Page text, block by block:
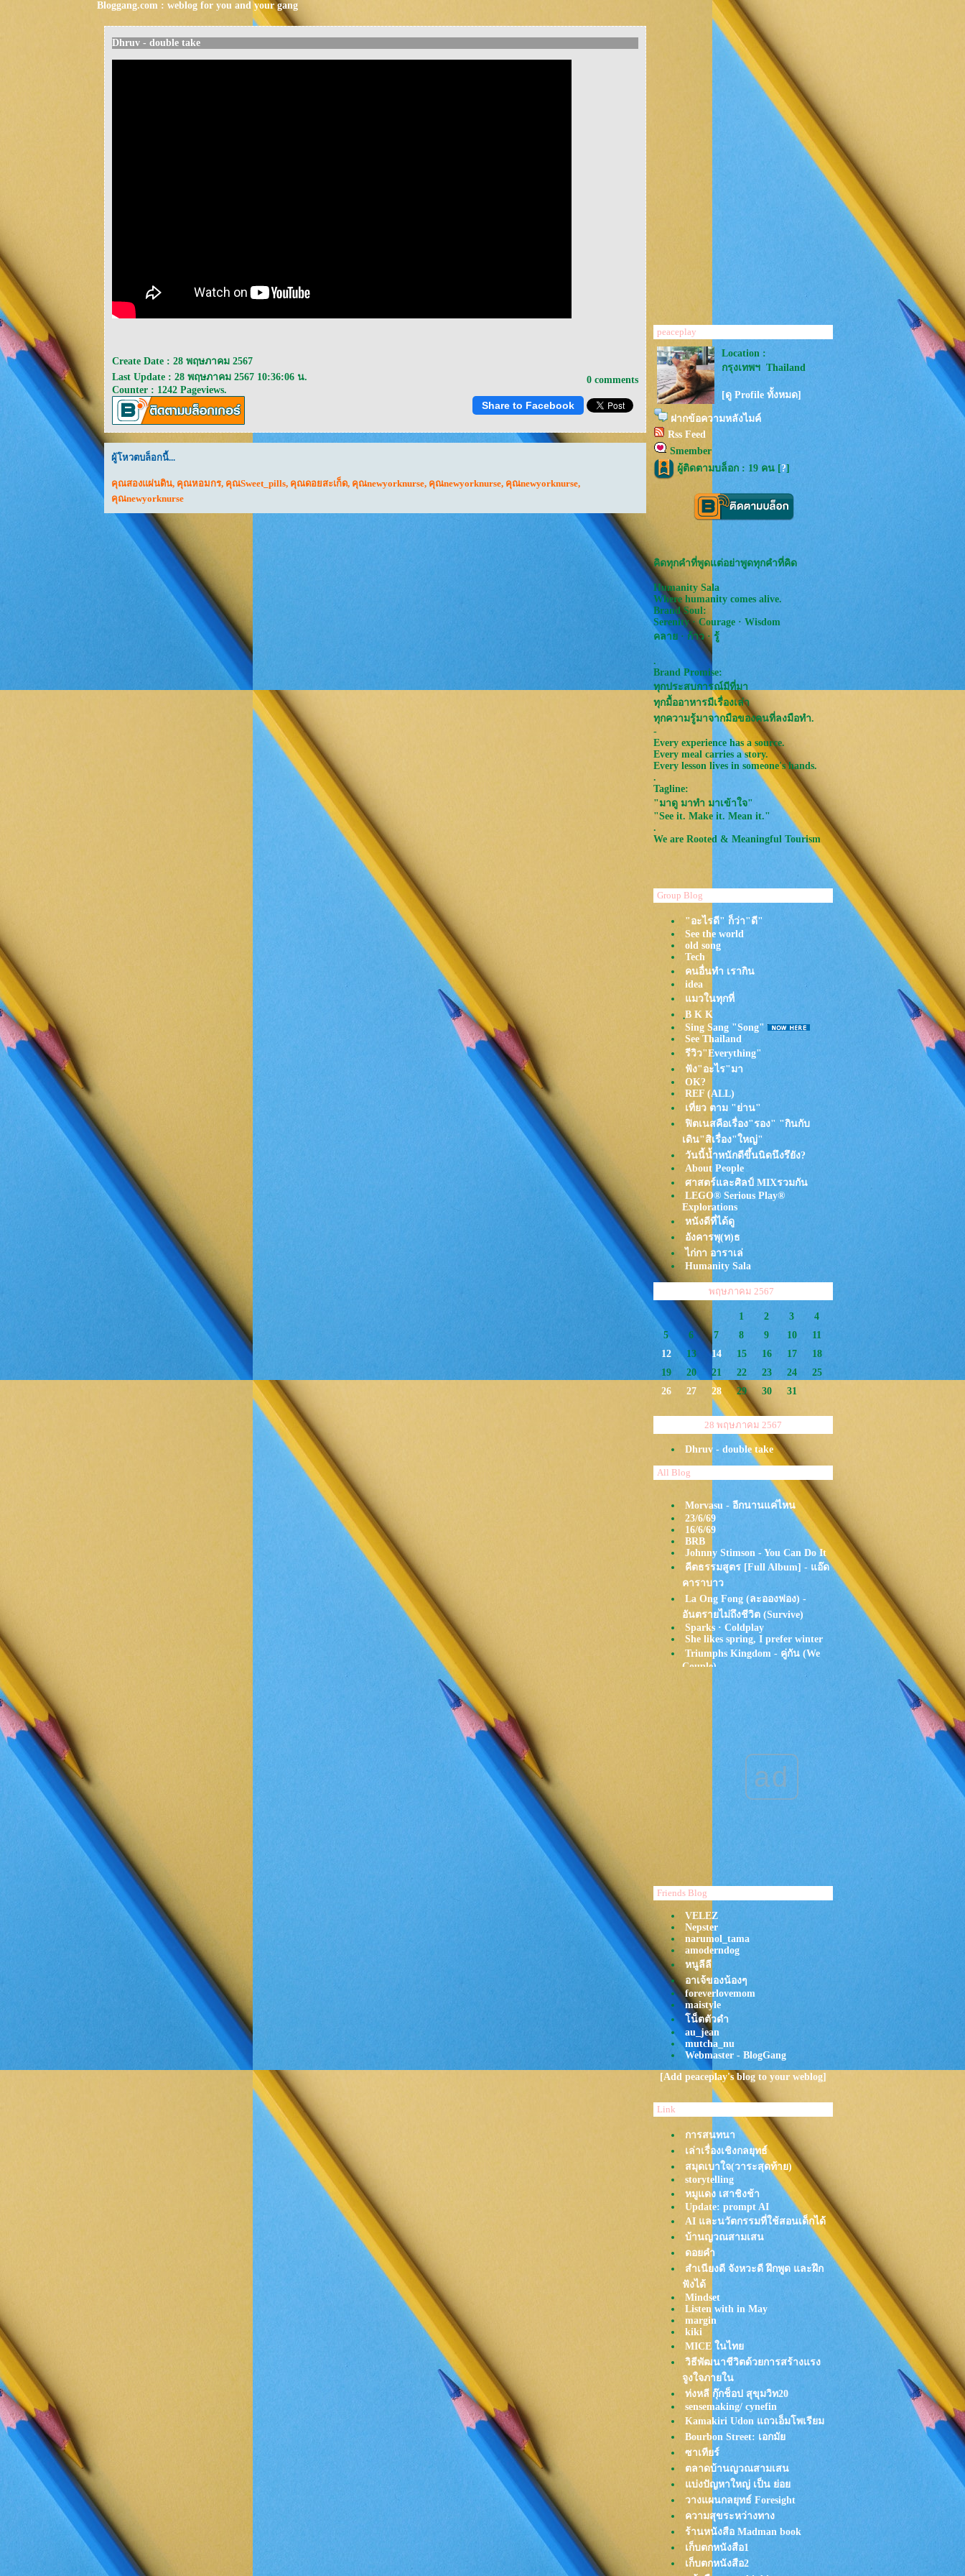
Bloggang.com : weblog for you and your gang
Dhruv - double take
Create Date : 28 พฤษภาคม 2567
Last Update : 28 พฤษภาคม 2567 10:36:06 น.
Counter : 1242 Pageviews.
0 comments
Share to Facebook
ผู้โหวตบล็อกนี้...
คุณสองแผ่นดิน, คุณหอมกร, คุณSweet_pills, คุณดอยสะเก็ด, คุณnewyorknurse, คุณnewyorknurse, คุณnewyorknurse,
คุณnewyorknurse
peaceplay
Location :
กรุงเทพฯ Thailand
[ดู Profile ทั้งหมด]
ฝากข้อความหลังไมค์
Rss Feed
Smember
ผู้ติดตามบล็อก : 19 คน [?]
คิดทุกคำที่พูดแต่อย่าพูดทุกคำที่คิด
Humanity Sala
Where humanity comes alive.
Brand Soul:
Serenity · Courage · Wisdom
คลาย · ก้าว · รู้
.
Brand Promise:
ทุกประสบการณ์มีที่มา
ทุกมื้ออาหารมีเรื่องเล่า
ทุกความรู้มาจากมือของคนที่ลงมือทำ.
-
Every experience has a source.
Every meal carries a story.
Every lesson lives in someone's hands.
.
Tagline:
"มาดู มาทำ มาเข้าใจ"
"See it. Make it. Mean it."
.
We are Rooted & Meaningful Tourism
Group Blog
"อะไรดี" ก็ว่า"ดี"
See the world
old song
Tech
คนอื่นทำ เรากิน
idea
มวในทุกที่
ฺB K K
Sing Sang "Song"
See Thailand
รีวิว"Everything"
ฟัง"อะไร"มา
OK?
REF (ALL)
เที่ยว ตาม "ย่าน"
ฟิตเนสคือเรื่อง"รอง" "กินกับ
เดิน"สิเรื่อง"ใหญ่"
วันนี้น้ำหนักดีขึ้นนิดนึงรึยัง?
About People
ศาสตร์และศิลป์ MIXรวมกัน
LEGO® Serious Play®
Explorations
หนังดีที่ได้ดู
อังคารพุ(ท)ธ
ไก่กา อาราเล่
Humanity Sala
พฤษภาคม 2567
1 2 3
4
5
6 7 8 9 10
11
12
13 14 15 16 17
18
19
20 21 22 23 24
25
26
27 28 29 30 31
28 พฤษภาคม 2567
Dhruv - double take
All Blog
Morvasu - อีกนานแค่ไหน
23/6/69
16/6/69
BRB
Johnny Stimson - You Can Do It
คีตธรรมสูตร [Full Album] - แอ๊ด
คาราบาว
La Ong Fong (ละอองฟอง) -
อันตรายไม่ถึงชีวิต (Survive)
Sparks · Coldplay
She likes spring, I prefer winter
Triumphs Kingdom - คู่กัน (We
Couple)
Go as a river - Plum village song
Alesso - Heroes (we could be) ft.
Paws
Passion Pit - Where the Sky
Hangs
YEW - ลมแล้ง
นาฬิกา · Funky Wah Wah ·
MOJIKO
TATTOO COLOUR - ขอให้เราทั้ง
คู่โชคดี
MACKLEMORE & RYAN
LEWIS - CAN'T HOLD US
FEAT. RAY DALTON
Tame Impala - Dracula
What's Up
MILLI - สาธุ (SAA-TUU) ft.
TangBadVoice
Whal & Dolph x MARCKRIS
BUS - สิ่งที่สวยงาม (Special)
บ้านของหัวใจ Cover by NADIA |
OST. FAST & FEEL LOVE
Bombay Bicycle Club - Shuffle ​​​​​​​
Plastic Plastic - คลื่น (Frequency)
Plastic Plastic - มีชีวิต (Alive)
Spirited Away: Always with me
Saja Boys - Soda Pop
GREASY CAFE - สิ่งใดๆ
ครงามเลิศในปฐพี Phumin x
Warin
หล่นหายระหว่างทาง - Phumin
15/5/68
TangBadVoice - End Of Time
เมฆใต้น้ำ
Oh Wonder - How It Goes
Jeff Satur - ฉันก่อนเจอเธอ
PURPEECH - สายรุ้งหลังฝนโปร
Vienna
Jeff Satur - เหมือนวิวาห์ (Rain
wedding)
กอดตัวเอง - tAH AND FRIENDS.
เลิกตั้งแต่เริ่ม: Getsunova
คิดถึงไปก่อน - BOMB AT TRACK
Feat.Alien Safeplanet
HONNE - LIFE_you only get one
HONNE - B I K E
เพลงซ่อนคน - Yoshisawa
TELEx TELEXs - ดาว (Let Me)
Penguin Villa - เศษหนึ่งส่วนใด |
P1ECE
Johnny Stimson - Smile
Johnny Stimson - Empty
Apartment
Coldplay -
feelslikeimfallinginlove
ad
Friends Blog
VELEZ
Nepster
narumol_tama
amoderndog
หนูลีลี
อาเจ้ของน้องๆ
foreverlovemom
maistyle
น็ตตัวดำ
au_jean
mutcha_nu
Webmaster - BlogGang
[Add peaceplay's blog to your weblog]
Link
การสนทนา
เล่าเรื่องเชิงกลยุทธ์
สมุดเบาใจ(วาระสุดท้าย)
storytelling
หมูแดง เสาชิงช้า
Update: prompt AI
AI และนวัตกรรมที่ใช้สอนเด็กได้
บ้านญวณสามเสน
ดอยคำ
สำเนียงดี จังหวะดี ฝึกพูด และฝึก
ฟังได้
Mindset
Listen with in May
margin
kiki
MICE ในไท
วิธีพัฒนาชีวิตด้วยการสร้างแรง
จูงใจภายใน
ท่งหลี กุ๊กช็อป สุขุมวิท20
sensemaking/ cynefin
Kamakiri Udon แถวเอ็มโพเรียม
Bourbon Street: เอกมั
ซาเทียร์
ตลาดบ้านญวณสามเสน
บ่งปัญหาใหญ่ เป็น ย่อ
วางแผนกลยุทธ์ Foresight
ความสุขระหว่างทาง
ร้านหนังสือ Madman book
เก็บตกหนังสือ1
เก็บตกหนังสือ2